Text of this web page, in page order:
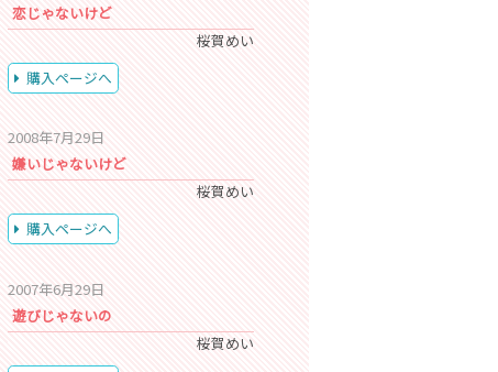
恋じゃないけど
桜賀めい
購入ページへ
2008年7月29日
嫌いじゃないけど
桜賀めい
購入ページへ
2007年6月29日
遊びじゃないの
桜賀めい